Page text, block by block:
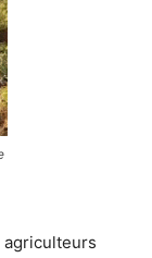
agriculteurs